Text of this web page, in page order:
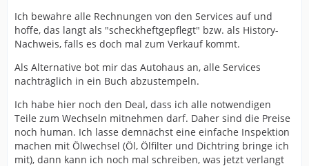
Ich bewahre alle Rechnungen von den Services auf und
hoffe, das langt als "scheckheftgepflegt" bzw. als History-
Nachweis, falls es doch mal zum Verkauf kommt.
Als Alternative bot mir das Autohaus an, alle Services
nachträglich in ein Buch abzustempeln.
Ich habe hier noch den Deal, dass ich alle notwendigen
Teile zum Wechseln mitnehmen darf. Daher sind die Preise
noch human. Ich lasse demnächst eine einfache Inspektion
machen mit Ölwechsel (Öl, Ölfilter und Dichtring bringe ich
mit), dann kann ich noch mal schreiben, was jetzt verlangt